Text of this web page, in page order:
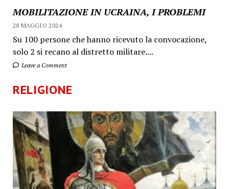
MOBILITAZIONE IN UCRAINA, I PROBLEMI
28 MAGGIO 2024
Su 100 persone che hanno ricevuto la convocazione,
solo 2 si recano al distretto militare....
Leave a Comment
RELIGIONE